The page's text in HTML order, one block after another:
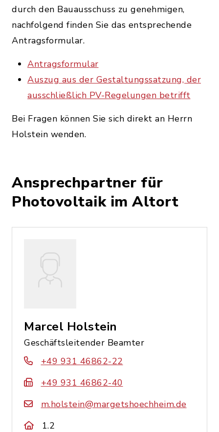
durch den Bauausschuss zu genehmigen,
nachfolgend finden Sie das entsprechende
Antragsformular.
Antragsformular
Auszug aus der Gestaltungssatzung, der
ausschließlich PV-Regelungen betrifft
Bei Fragen können Sie sich direkt an Herrn
Holstein wenden.
Ansprechpartner für
Photovoltaik im Altort
Marcel Holstein
Geschäftsleitender Beamter
+49 931 46862-22
+49 931 46862-40
m.holstein@margetshoechheim.de
1.2